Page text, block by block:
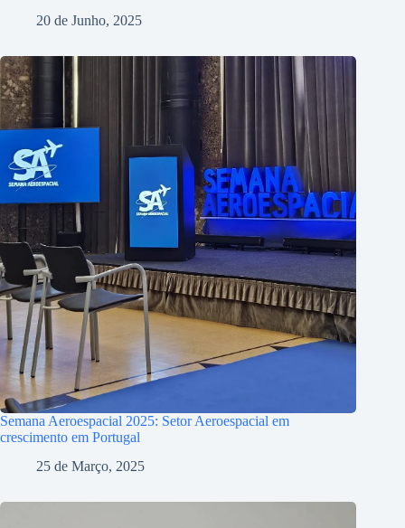
20 de Junho, 2025
Semana Aeroespacial 2025: Setor Aeroespacial em
crescimento em Portugal
25 de Março, 2025